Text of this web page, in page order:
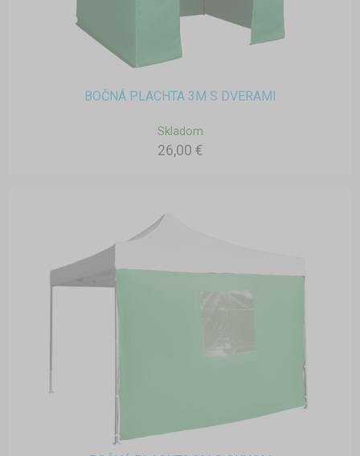
BOČNÁ PLACHTA 3M S DVERAMI
Skladom
26,00 €